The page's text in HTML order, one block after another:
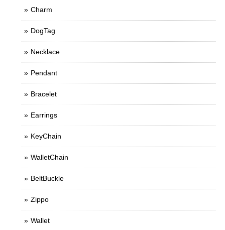
Charm
DogTag
Necklace
Pendant
Bracelet
Earrings
KeyChain
WalletChain
BeltBuckle
Zippo
Wallet